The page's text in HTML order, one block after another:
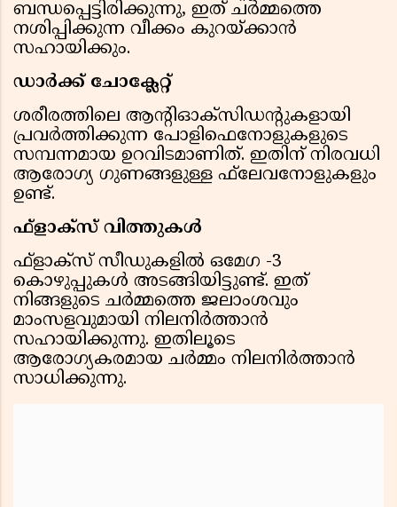
ബന്ധപ്പെട്ടിരിക്കുന്നു, ഇത് ചര്‍മ്മത്തെ
നശിപ്പിക്കുന്ന വീക്കം കുറയ്ക്കാന്‍
സഹായിക്കും.
ഡാര്‍ക്ക് ചോക്ലേറ്റ്
ശരീരത്തിലെ ആന്റിഓക്സിഡന്റുകളായി
പ്രവര്‍ത്തിക്കുന്ന പോളിഫെനോളുകളുടെ
സമ്പന്നമായ ഉറവിടമാണിത്. ഇതിന് നിരവധി
ആരോഗ്യ ഗുണങ്ങളുള്ള ഫ്‌ലേവനോളുകളും
ഉണ്ട്.
ഫ്‌ളാക്‌സ് വിത്തുകള്‍
ഫ്‌ളാക്‌സ് സീഡുകളില്‍ ഒമേഗ -3
കൊഴുപ്പുകള്‍ അടങ്ങിയിട്ടുണ്ട്. ഇത്
നിങ്ങളുടെ ചര്‍മ്മത്തെ ജലാംശവും
മാംസളവുമായി നിലനിര്‍ത്താന്‍
സഹായിക്കുന്നു. ഇതിലൂടെ
ആരോഗ്യകരമായ ചര്‍മ്മം നിലനിര്‍ത്താന്‍
സാധിക്കുന്നു.